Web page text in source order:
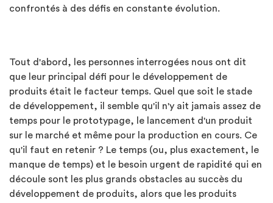
confrontés à des défis en constante évolution.
Tout d'abord, les personnes interrogées nous ont dit
que leur principal défi pour le développement de
produits était le facteur temps. Quel que soit le stade
de développement, il semble qu'il n'y ait jamais assez de
temps pour le prototypage, le lancement d'un produit
sur le marché et même pour la production en cours. Ce
qu'il faut en retenir ? Le temps (ou, plus exactement, le
manque de temps) et le besoin urgent de rapidité qui en
découle sont les plus grands obstacles au succès du
développement de produits, alors que les produits